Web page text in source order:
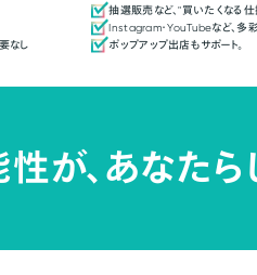
なし
抽選販売など、"買いたくなる仕
Instagram・YouTubeなど、多
ポップアップ出店もサポート。
が、あなたら